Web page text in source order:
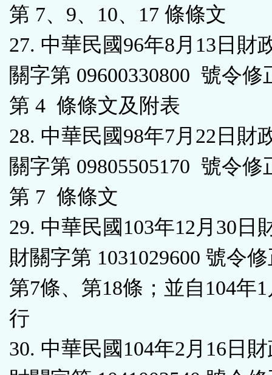
第 7、9、10、17 條條文
27. 中華民國96年8月13日財
關字第 09600330800 號令修
第 4 條條文及附表
28. 中華民國98年7月22日財
關字第 09805505170 號令修
第 7 條條文
29. 中華民國103年12月30日
財關字第 1031029600 號令
第7條、第18條；並自104年
行
30. 中華民國104年2月16日